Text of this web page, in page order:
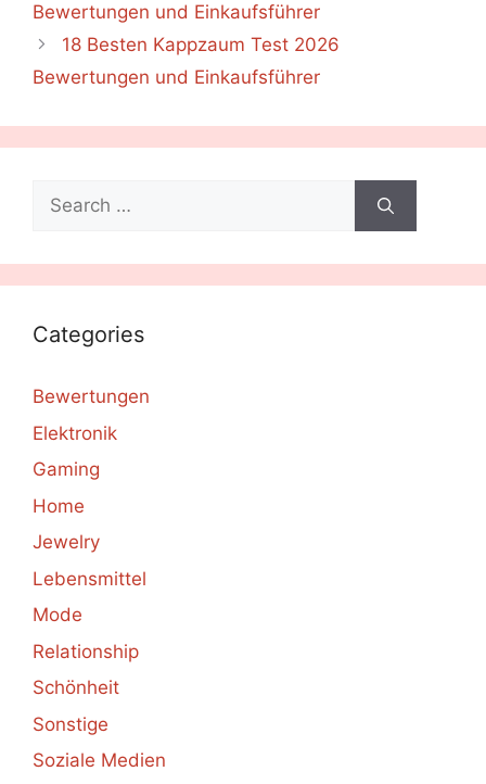
Bewertungen und Einkaufsführer
18 Besten Kappzaum Test 2026
Bewertungen und Einkaufsführer
Search
for:
Categories
Bewertungen
Elektronik
Gaming
Home
Jewelry
Lebensmittel
Mode
Relationship
Schönheit
Sonstige
Soziale Medien